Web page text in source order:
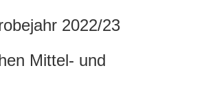
2022/23
Mittel- und